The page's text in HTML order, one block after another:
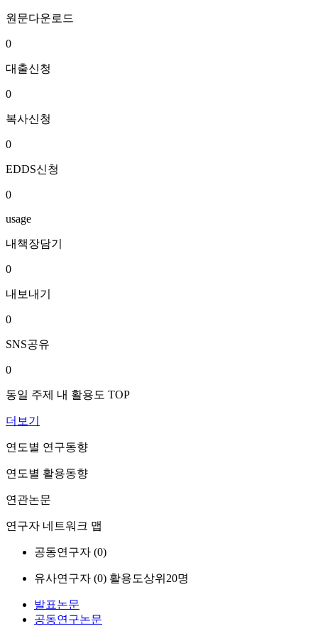
원문다운로드
0
대출신청
0
복사신청
0
EDDS신청
0
usage
내책장담기
0
내보내기
0
SNS공유
0
동일 주제 내 활용도 TOP
더보기
연도별 연구동향
연도별 활용동향
연관논문
연구자 네트워크 맵
공동연구자 (0)
유사연구자 (0) 활용도상위20명
발표논문
공동연구논문